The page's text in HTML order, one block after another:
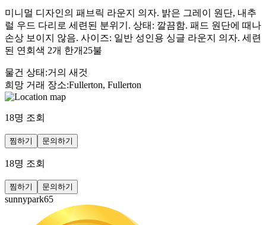
미니멀 디자인의 패브릭 라운지 의자. 밝은 그레이 원단, 내추
럴 우드 다리로 세련된 분위기. 상태: 깔끔함. 패드 원단에 때나
손상 보이지 않음. 사이즈: 일반 성인용 싱글 라운지 의자. 세련
된 연회색 2개 한개25불
물건 상태 :거의 새것
희망 거래 장소:Fullerton, Fullerton
18명 조회
찜하기 문의하기
18명 조회
찜하기 문의하기
sunnypark65